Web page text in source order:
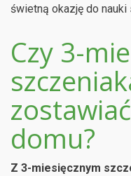
świetną okazję do
Czy 3-
domu?
Z 3-miesięcznym